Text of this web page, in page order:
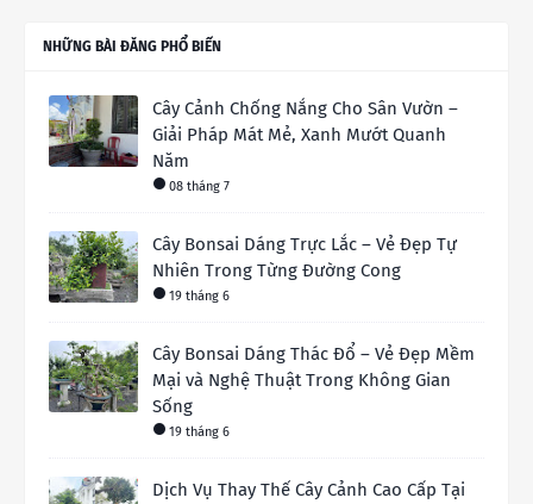
NHỮNG BÀI ĐĂNG PHỔ BIẾN
Cây Cảnh Chống Nắng Cho Sân Vườn –
Giải Pháp Mát Mẻ, Xanh Mướt Quanh
Năm
08 tháng 7
Cây Bonsai Dáng Trực Lắc – Vẻ Đẹp Tự
Nhiên Trong Từng Đường Cong
19 tháng 6
Cây Bonsai Dáng Thác Đổ – Vẻ Đẹp Mềm
Mại và Nghệ Thuật Trong Không Gian
Sống
19 tháng 6
Dịch Vụ Thay Thế Cây Cảnh Cao Cấp Tại